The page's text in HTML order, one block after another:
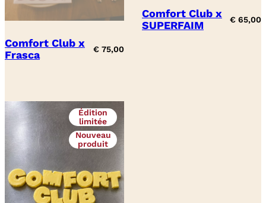
Comfort Club x
Frasca
€ 75,00
Comfort Club x
SUPERFAIM
€ 65,00
Édition
limitée
Nouveau
produit